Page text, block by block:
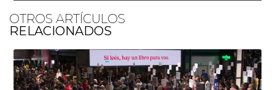
OTROS ARTÍCULOS
RELACIONADOS